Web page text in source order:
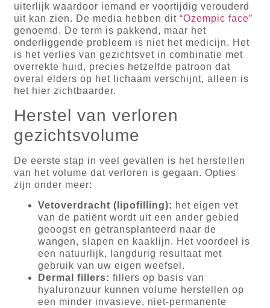
uiterlijk waardoor iemand er voortijdig verouderd
uit kan zien. De media hebben dit“Ozempic face”
genoemd. De term is pakkend, maar het
onderliggende probleem is niet het medicijn. Het
is het verlies van gezichtsvet in combinatie met
overrekte huid, precies hetzelfde patroon dat
overal elders op het lichaam verschijnt, alleen is
het hier zichtbaarder.
Herstel van verloren
gezichtsvolume
De eerste stap in veel gevallen is het herstellen
van het volume dat verloren is gegaan. Opties
zijn onder meer:
Vetoverdracht (lipofilling): het eigen vet
van de patiënt wordt uit een ander gebied
geoogst en getransplanteerd naar de
wangen, slapen en kaaklijn. Het voordeel is
een natuurlijk, langdurig resultaat met
gebruik van uw eigen weefsel.
Dermal fillers: fillers op basis van
hyaluronzuur kunnen volume herstellen op
een minder invasieve, niet-permanente